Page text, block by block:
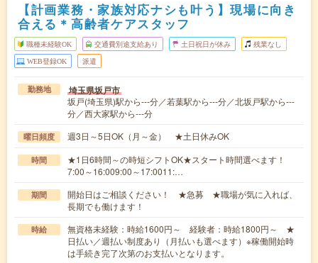
【計画業務・家族対応ナシも叶う】現場に向き
合える＊高齢者ケアスタッフ
職種未経験OK 交通費別途支給あり 土日祝日が休み 残業なし
WEB登録OK 派遣
勤務地 埼玉県坂戸市
坂戸(埼玉県)駅から---分／若葉駅から---分／北坂戸駅から---
分／西大家駅から---分
曜日頻度 週3日～5日OK（月～金） ★土日休みOK
時間
★1日6時間～の時短シフトOK★スタート時間選べます！
7:00～16:009:00～17:0011:…
期間
開始日はご相談ください！ ★急募 ★職場が気に入れば、
長期でも働けます！
時給
無資格未経験：時給1600円～ 経験者：時給1800円～ ★
日払い／週払い制度あり（月払いも選べます）※稼働開始時
は手続き完了次第のお支払いとなります。